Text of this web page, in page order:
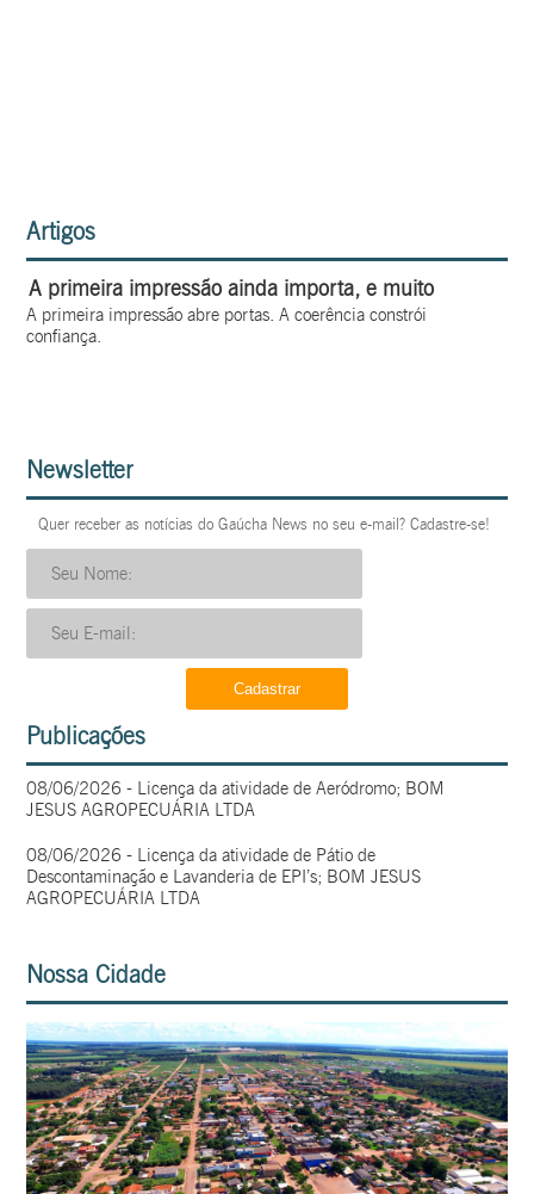
Artigos
A primeira impressão ainda importa, e muito
A primeira impressão abre portas. A coerência constrói
confiança.
Newsletter
Quer receber as notícias do Gaúcha News no seu e-mail? Cadastre-se!
Publicações
08/06/2026 - Licença da atividade de Aeródromo; BOM
JESUS AGROPECUÁRIA LTDA
08/06/2026 - Licença da atividade de Pátio de
Descontaminação e Lavanderia de EPI’s; BOM JESUS
AGROPECUÁRIA LTDA
Nossa Cidade